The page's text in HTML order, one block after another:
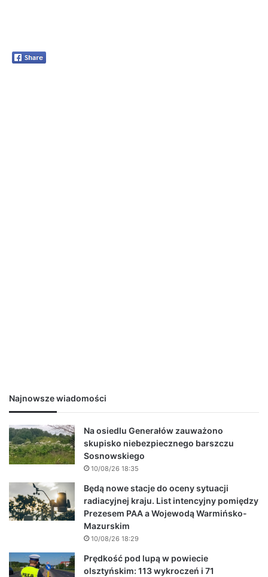
Najnowsze wiadomości
Na osiedlu Generałów zauważono
skupisko niebezpiecznego barszczu
Sosnowskiego
10/08/26 18:35
Będą nowe stacje do oceny sytuacji
radiacyjnej kraju. List intencyjny pomiędzy
Prezesem PAA a Wojewodą Warmińsko-
Mazurskim
10/08/26 18:29
Prędkość pod lupą w powiecie
olsztyńskim: 113 wykroczeń i 71